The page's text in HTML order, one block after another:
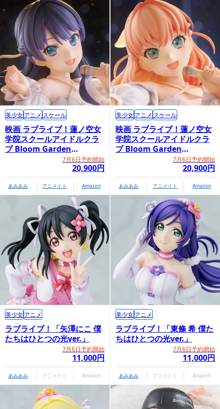
映画 ラブライブ！蓮ノ空女
学院スクールアイドルクラ
ブ Bloom Garden
Party「村野さやか」7月6日予約開始
20,900円
美少女アニメ スケール
あみあみ アニメイト Amazon
映画 ラブライブ！蓮ノ空女
学院スクールアイドルクラ
ブ Bloom Garden
Party「日野下花帆」7月6日予約開始
20,900円
美少女アニメ スケール
あみあみ アニメイト Amazon
ラブライブ！「矢澤にこ 僕
たちはひとつの光ver.」
7月6日予約開始
11,000円
美少女アニメ
あみあみ アニメイト Amazon
ラブライブ！「東條 希 僕た
ちはひとつの光ver.」
7月6日予約開始
11,000円
美少女アニメ
あみあみ アニメイト Amazon